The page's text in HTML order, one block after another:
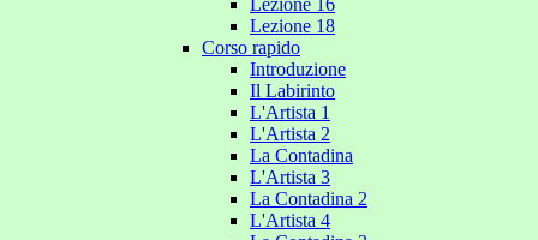
Lezione 16
Lezione 18
Corso rapido
Introduzione
Il Labirinto
L'Artista 1
L'Artista 2
La Contadina
L'Artista 3
La Contadina 2
L'Artista 4